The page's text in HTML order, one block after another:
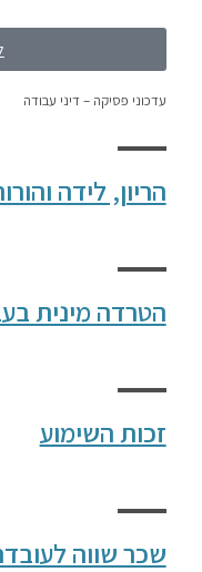
עדכוני פסיקה – דיני עבודה
הריון, לידה
הטרדה מינית
זכות השימוע
שכר שווה